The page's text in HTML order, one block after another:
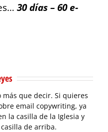
30 días – 60 e-
más que decir. Si quieres
email copywriting, ya
la casilla de la Iglesia y
de arriba.